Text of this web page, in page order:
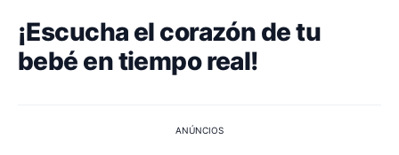
¡Escucha el corazón de tu
bebé en tiempo real!
ANÚNCIOS